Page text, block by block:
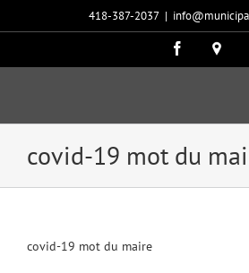
418-387-2037 |
Facebook
Carte
covid-19 mot du
covid-19 mot du maire